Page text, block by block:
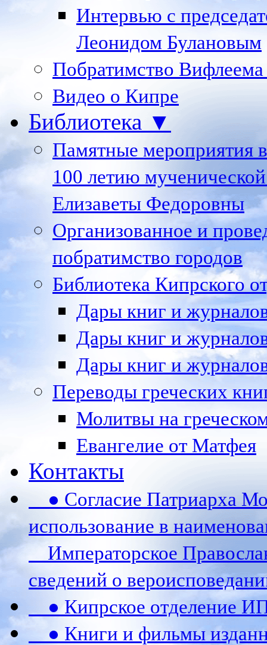
Интервью с
Леонидом Булановым
Побратимство
Видео о Кипре
Библиотека ▼
Памятные мероприятия
100 летию
Елизаветы Федоровны
Организованное и
побратимство городов
Библиотека Кипрского
Дары книг и
Дары книг и
Дары книг и
Переводы греческих
Молитвы на
Евангелие от Матфея
Контакты
● Согласие Патриарха
использование в
Императорское
сведений о
● Кипрское отделение
● Книги и фильмы